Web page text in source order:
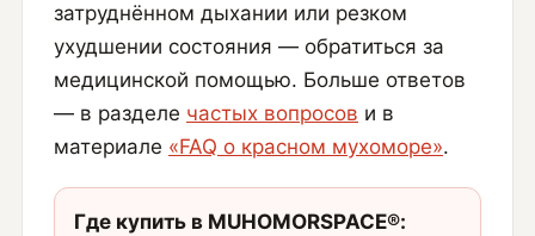
затруднённом дыхании или резком
ухудшении состояния — обратиться за
медицинской помощью. Больше ответов
— в разделе частых вопросов и в
материале «FAQ о красном мухоморе».
Где купить в MUHOMORSPACE®: